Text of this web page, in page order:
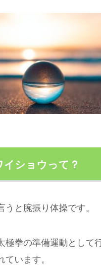
イショウって？
うと腕振り体操です。
極拳の準備運動として
ています。